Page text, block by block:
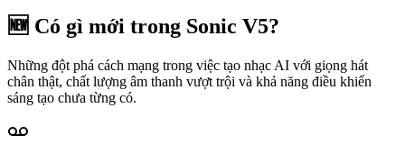
🆕 Có gì mới trong Sonic V5?
Những đột phá cách mạng trong việc tạo nhạc AI với giọng hát
chân thật, chất lượng âm thanh vượt trội và khả năng điều khiển
sáng tạo chưa từng có.